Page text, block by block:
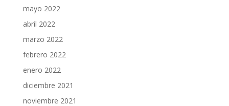
mayo 2022
abril 2022
marzo 2022
febrero 2022
enero 2022
diciembre 2021
noviembre 2021